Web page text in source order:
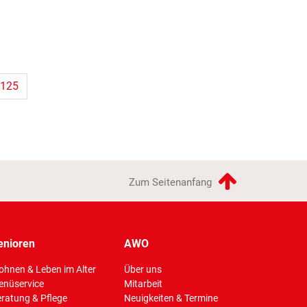
125
Zum Seitenanfang
& Leben im Alter
& Pflege
AWO
Über uns
Mitarbeit
Neuigkeiten & Termine(Standort)